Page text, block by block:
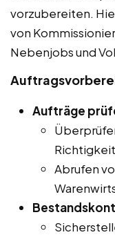
vorzubereiten.
von
Nebenjobs und
Aufträge
Abrufen